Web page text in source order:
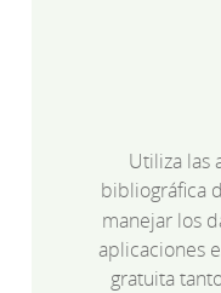
Utiliza las
bibliográfica
manejar los
aplicaciones
gratuita